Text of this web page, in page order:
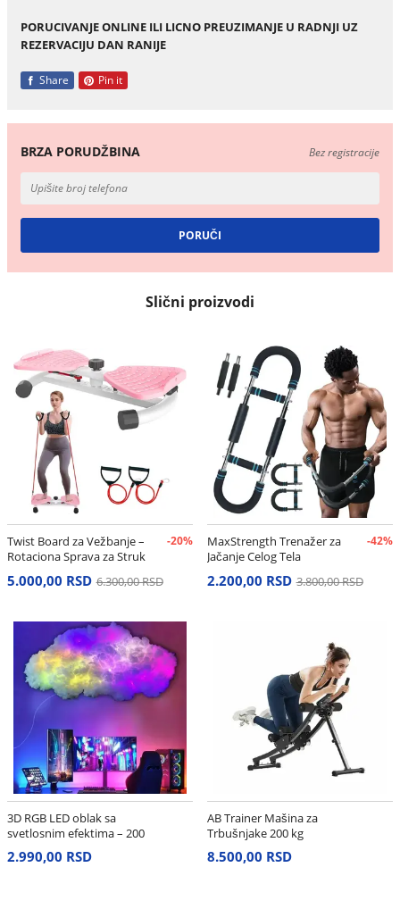
PORUCIVANJE ONLINE ILI LICNO PREUZIMANJE U RADNJI UZ
REZERVACIJU DAN RANIJE
Share Pin it
BRZA PORUDŽBINA Bez registracije
Slični proizvodi
Twist Board za Vežbanje –
Rotaciona Sprava za Struk
-20%
5.000,00 RSD 6.300,00 RSD
MaxStrength Trenažer za
Jačanje Celog Tela
-42%
2.200,00 RSD 3.800,00 RSD
3D RGB LED oblak sa
svetlosnim efektima – 200
cm
2.990,00 RSD
AB Trainer Mašina za
Trbušnjake 200 kg
8.500,00 RSD